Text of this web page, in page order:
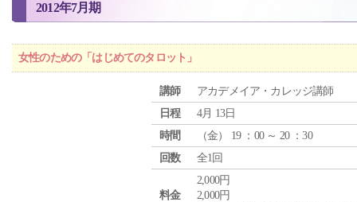
2012年7月期
女性のための「はじめてのタロット」
講師
アカデメイア・カレッジ講師
日程
4月 13日
時間
（金） 19 ：00 ～ 20 ：30
回数
全1回
料金
2,000円
2,000円